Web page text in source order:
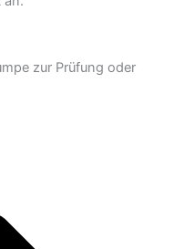
zur Prüfung oder